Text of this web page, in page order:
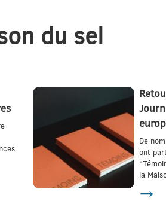
du sel
De
ont
la
→